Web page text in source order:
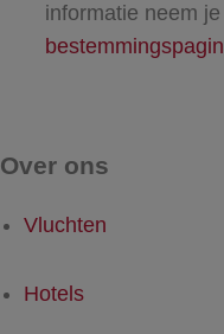
informatie neem
Over ons
Vluchten
Hotels